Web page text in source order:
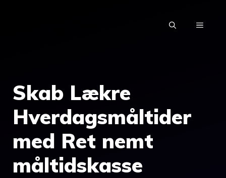
MENU
Skab Lækre
Hverdagsmåltider
med Ret nemt
måltidskasse